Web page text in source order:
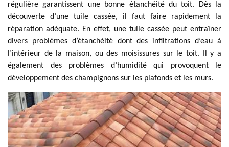
régulière garantissent une bonne étanchéité du toit. Dès la
découverte d’une tuile cassée, il faut faire rapidement la
réparation adéquate. En effet, une tuile cassée peut entraîner
divers problèmes d’étanchéité dont des infiltrations d’eau à
l’intérieur de la maison, ou des moisissures sur le toit. Il y a
également des problèmes d’humidité qui provoquent le
développement des champignons sur les plafonds et les murs.